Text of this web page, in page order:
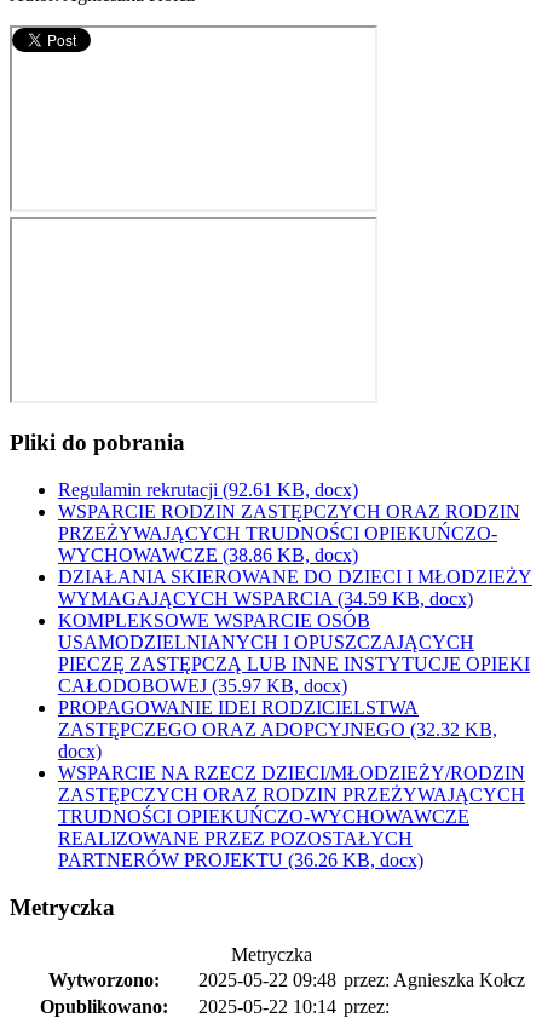
Pliki do pobrania
Regulamin rekrutacji (92.61 KB, docx)
WSPARCIE RODZIN ZASTĘPCZYCH ORAZ RODZIN
PRZEŻYWAJĄCYCH TRUDNOŚCI OPIEKUŃCZO-
WYCHOWAWCZE (38.86 KB, docx)
DZIAŁANIA SKIEROWANE DO DZIECI I MŁODZIEŻY
WYMAGAJĄCYCH WSPARCIA (34.59 KB, docx)
KOMPLEKSOWE WSPARCIE OSÓB
USAMODZIELNIANYCH I OPUSZCZAJĄCYCH
PIECZĘ ZASTĘPCZĄ LUB INNE INSTYTUCJE OPIEKI
CAŁODOBOWEJ (35.97 KB, docx)
PROPAGOWANIE IDEI RODZICIELSTWA
ZASTĘPCZEGO ORAZ ADOPCYJNEGO (32.32 KB,
docx)
WSPARCIE NA RZECZ DZIECI/MŁODZIEŻY/RODZIN
ZASTĘPCZYCH ORAZ RODZIN PRZEŻYWAJĄCYCH
TRUDNOŚCI OPIEKUŃCZO-WYCHOWAWCZE
REALIZOWANE PRZEZ POZOSTAŁYCH
PARTNERÓW PROJEKTU (36.26 KB, docx)
Metryczka
Metryczka
Wytworzono:
2025-05-22 09:48 przez: Agnieszka Kołcz
Opublikowano:
2025-05-22 10:14 przez: